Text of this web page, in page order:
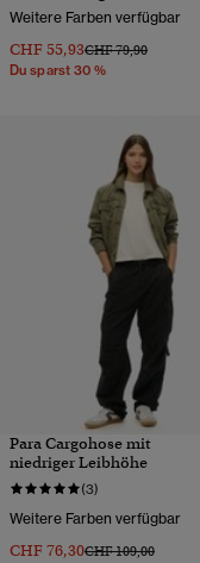
Weitere Farben verfügbar
CHF 55,93Preis wurde
CHF 79,90bis
Du sparst 30 %
Para Cargohose mit
niedriger Leibhöhe
(3)
Weitere Farben verfügbar
CHF 76,30Preis wurde
CHF 109,00bis